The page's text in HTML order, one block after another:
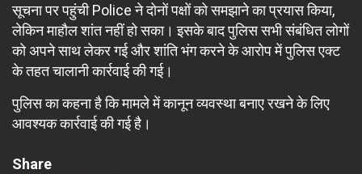
सूचना पर पहुंची Police ने दोनों पक्षों को समझाने का प्रयास किया,
लेकिन माहौल शांत नहीं हो सका। इसके बाद पुलिस सभी संबंधित लोगों
को अपने साथ लेकर गई और शांति भंग करने के आरोप में पुलिस एक्ट
के तहत चालानी कार्रवाई की गई।
पुलिस का कहना है कि मामले में कानून व्यवस्था बनाए रखने के लिए
आवश्यक कार्रवाई की गई है।
Share